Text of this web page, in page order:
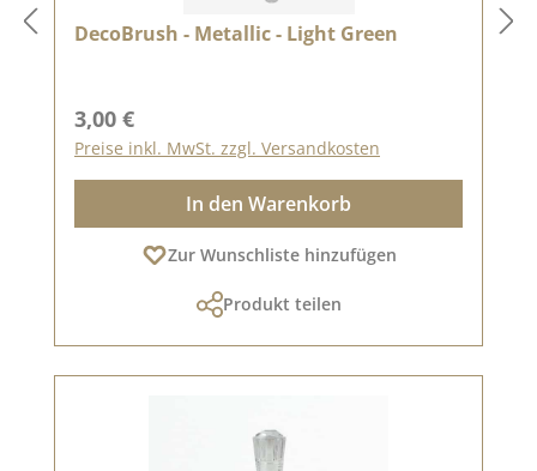
DecoBrush - Metallic - Light Green
Regulärer Preis:
3,00 €
Preise inkl. MwSt. zzgl. Versandkosten
In den Warenkorb
Zur Wunschliste hinzufügen
Produkt teilen